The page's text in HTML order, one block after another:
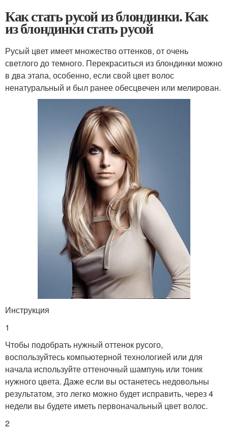
Как стать русой из блондинки. Как
из блондинки стать русой
Русый цвет имеет множество оттенков, от очень
светлого до темного. Перекраситься из блондинки можно
в два этапа, особенно, если свой цвет волос
ненатуральный и был ранее обесцвечен или мелирован.
Инструкция
1
Чтобы подобрать нужный оттенок русого,
воспользуйтесь компьютерной технологией или для
начала используйте оттеночный шампунь или тоник
нужного цвета. Даже если вы останетесь недовольны
результатом, это легко можно будет исправить, через 4
недели вы будете иметь первоначальный цвет волос.
2